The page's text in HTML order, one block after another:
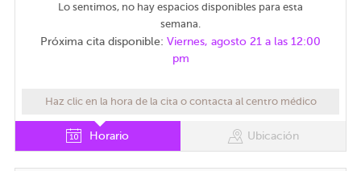
Lo sentimos, no hay espacios disponibles para esta
semana.
Próxima cita disponible: Viernes, agosto 21 a las 12:00
pm
Haz clic en la hora de la cita o contacta al centro médico
Horario Ubicación